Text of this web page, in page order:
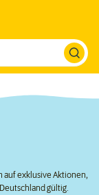
auf exklusive Aktionen,
gültig.